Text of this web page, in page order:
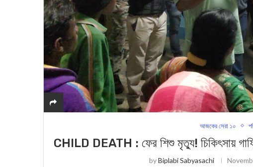
আজকের সেরা ১০
CHILD DEATH : ফের শিশু মৃত্যু! চিকিৎসায়
byBiplabi Sabyasachi